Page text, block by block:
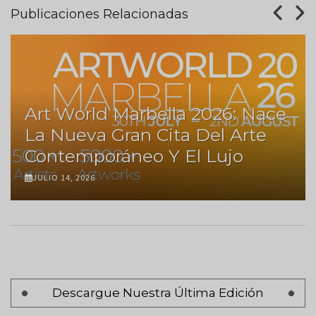
Publicaciones Relacionadas
Art World Marbella 2026: Nace
La Nueva Gran Cita Del Arte
Contemporáneo Y El Lujo
JULIO 14, 2026
Descargue Nuestra Última Edición
Paginación